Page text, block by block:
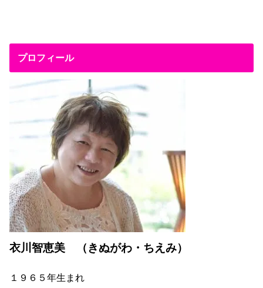
プロフィール
衣川智恵美 （きぬがわ・ちえみ）
１９６５年生まれ